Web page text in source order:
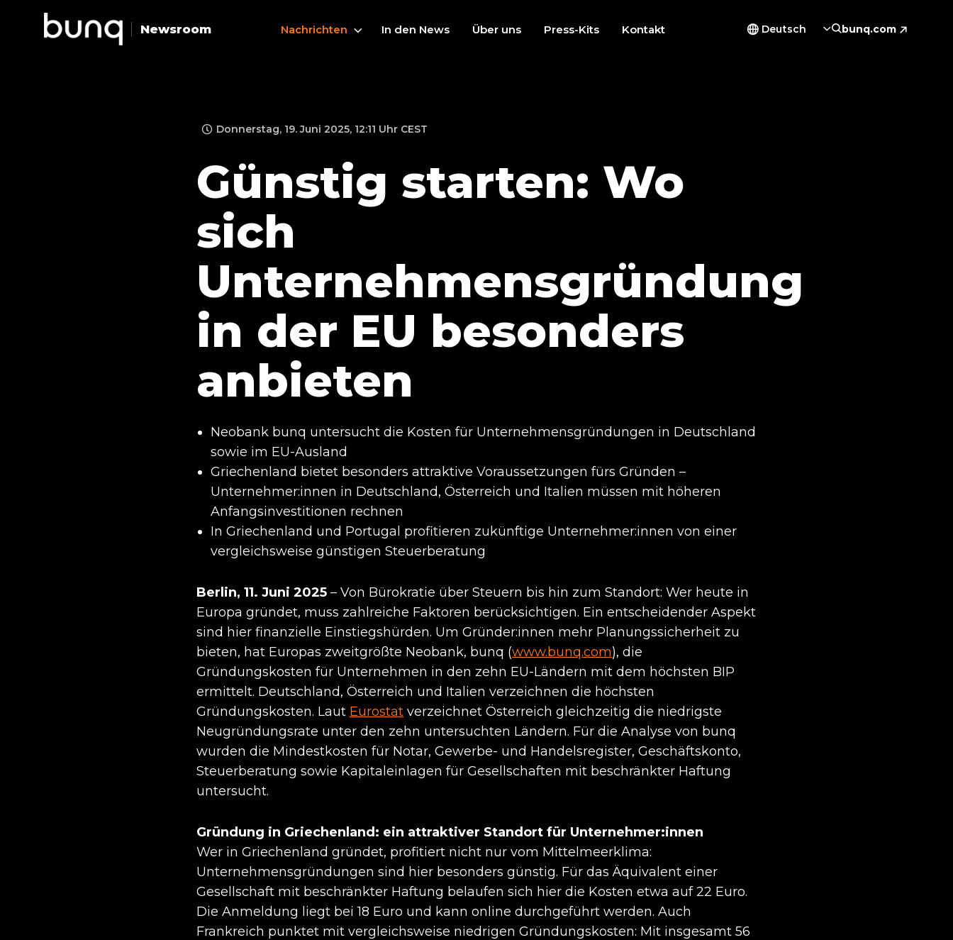
Newsroom Nachrichten In den News Über uns Press-Kits Kontakt Deutsch bunq.com
Donnerstag, 19. Juni 2025, 12:11 Uhr CEST
Günstig starten: Wo
sich
Unternehmensgründung
in der EU besonders
anbieten
Neobank bunq untersucht die Kosten für Unternehmensgründungen in Deutschland
sowie im EU-Ausland
Griechenland bietet besonders attraktive Voraussetzungen fürs Gründen –
Unternehmer:innen in Deutschland, Österreich und Italien müssen mit höheren
Anfangsinvestitionen rechnen
In Griechenland und Portugal profitieren zukünftige Unternehmer:innen von einer
vergleichsweise günstigen Steuerberatung
Berlin, 11. Juni 2025 – Von Bürokratie über Steuern bis hin zum Standort: Wer heute in
Europa gründet, muss zahlreiche Faktoren berücksichtigen. Ein entscheidender Aspekt
sind hier finanzielle Einstiegshürden. Um Gründer:innen mehr Planungssicherheit zu
bieten, hat Europas zweitgrößte Neobank, bunq (www.bunq.com), die
Gründungskosten für Unternehmen in den zehn EU-Ländern mit dem höchsten BIP
ermittelt. Deutschland, Österreich und Italien verzeichnen die höchsten
Gründungskosten. Laut Eurostat verzeichnet Österreich gleichzeitig die niedrigste
Neugründungsrate unter den zehn untersuchten Ländern. Für die Analyse von bunq
wurden die Mindestkosten für Notar, Gewerbe- und Handelsregister, Geschäftskonto,
Steuerberatung sowie Kapitaleinlagen für Gesellschaften mit beschränkter Haftung
untersucht.
Gründung in Griechenland: ein attraktiver Standort für Unternehmer:innen
Wer in Griechenland gründet, profitiert nicht nur vom Mittelmeerklima:
Unternehmensgründungen sind hier besonders günstig. Für das Äquivalent einer
Gesellschaft mit beschränkter Haftung belaufen sich hier die Kosten etwa auf 22 Euro.
Die Anmeldung liegt bei 18 Euro und kann online durchgeführt werden. Auch
Frankreich punktet mit vergleichsweise niedrigen Gründungskosten: Mit insgesamt 56